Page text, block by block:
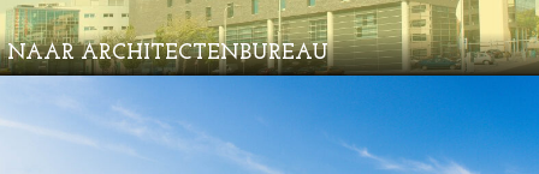
NAAR ARCHITECTENBUREAU